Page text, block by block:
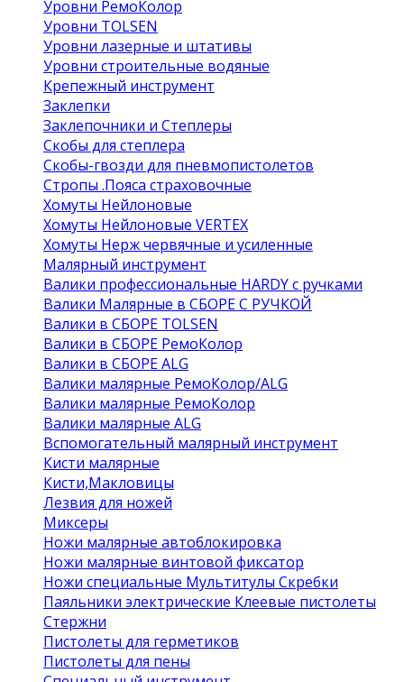
Уровни РемоКолор
Уровни TOLSEN
Уровни лазерные и штативы
Уровни строительные водяные
Крепежный инструмент
Заклепки
Заклепочники и Степлеры
Скобы для степлера
Скобы-гвозди для пневмопистолетов
Стропы .Пояса страховочные
Хомуты Нейлоновые
Хомуты Нейлоновые VERTEX
Хомуты Нерж червячные и усиленные
Малярный инструмент
Валики профессиональные HARDY с ручками
Валики Малярные в СБОРЕ С РУЧКОЙ
Валики в СБОРЕ TOLSEN
Валики в СБОРЕ РемоКолор
Валики в СБОРЕ ALG
Валики малярные РемоКолор/ALG
Валики малярные РемоКолор
Валики малярные ALG
Вспомогательный малярный инструмент
Кисти малярные
Кисти,Макловицы
Лезвия для ножей
Миксеры
Ножи малярные автоблокировка
Ножи малярные винтовой фиксатор
Ножи специальные Мультитулы Скребки
Паяльники электрические Клеевые пистолеты
Стержни
Пистолеты для герметиков
Пистолеты для пены